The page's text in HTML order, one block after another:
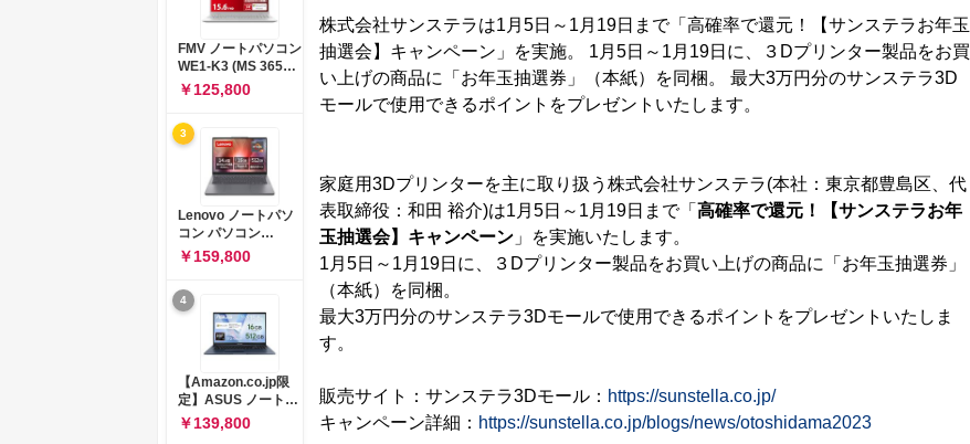
株式会社サンステラは1月5日～1月19日まで「高確率で還元！【サンステラお年玉
抽選会】キャンペーン」を実施。 1月5日～1月19日に、３Dプリンター製品をお買
い上げの商品に「お年玉抽選券」（本紙）を同梱。 最大3万円分のサンステラ3D
モールで使用できるポイントをプレゼントいたします。
家庭用3Dプリンターを主に取り扱う株式会社サンステラ(本社：東京都豊島区、代
表取締役：和田 裕介)は1月5日～1月19日まで「 高確率で還元！【サンステラお年
玉抽選会】キャンペーン 」を実施いたします。
1月5日～1月19日に、３Dプリンター製品をお買い上げの商品に「お年玉抽選券」
（本紙）を同梱。
最大3万円分のサンステラ3Dモールで使用できるポイントをプレゼントいたしま
す。
販売サイト：サンステラ3Dモール： https://sunstella.co.jp/
キャンペーン詳細： https://sunstella.co.jp/blogs/news/otoshidama2023
Microsoft Office
2024搭載 WPS
Office搭載 カメラシ
ャッター 指紋認証 薄
型 Copilotキー搭載
ナチュラルシルバー
FMV ノートパソコン
WE1-K3 (MS 365
Personal/Copilotキ
ー搭載/Win 11/15.6
型/Core
i5/16GB/SSD
512GB/ホワイト)
FMVWK3E15W_AZ
￥125,800
3
Lenovo ノートパソ
コン パソコン
IdeaPad Slim 3 14.0
インチ AMD
Ryzen™ 5 8640HS
メモリ16GB
SSD512GB
Microsoft 365 試用
版 Windows11 バッ
テリー駆動12.6時間
重量1.39kg ルナグレ
ー 83K9003JJP ノー
トPC
￥159,800
4
【Amazon.co.jp限
定】ASUS ノートパ
ソコン Vivobook 15
M1502NAQ 15.6イ
￥139,800